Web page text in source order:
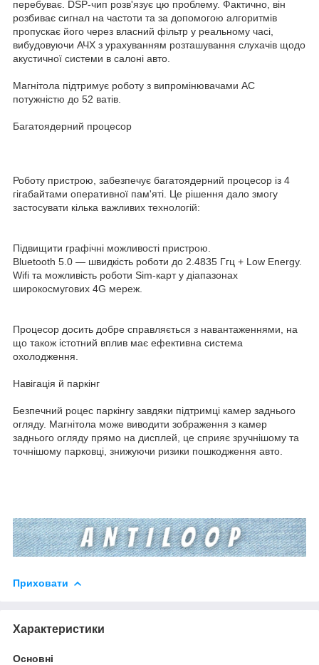
перебуває. DSP-чип розв'язує цю проблему. Фактично, він
розбиває сигнал на частоти та за допомогою алгоритмів
пропускає його через власний фільтр у реальному часі,
вибудовуючи АЧХ з урахуванням розташування слухачів щодо
акустичної системи в салоні авто.
Магнітола підтримує роботу з випромінювачами АС
потужністю до 52 ватів.
Багатоядерний процесор
Роботу пристрою, забезпечує багатоядерний процесор із 4
гігабайтами оперативної пам'яті. Це рішення дало змогу
застосувати кілька важливих технологій:
Підвищити графічні можливості пристрою.
Bluetooth 5.0 — швидкість роботи до 2.4835 Ггц + Low Energy.
Wifi та можливість роботи Sim-карт у діапазонах
широкосмугових 4G мереж.
Процесор досить добре справляється з навантаженнями, на
що також істотний вплив має ефективна система
охолодження.
Навігація й паркінг
Безпечний роцес паркінгу завдяки підтримці камер заднього
огляду. Магнітола може виводити зображення з камер
заднього огляду прямо на дисплей, це сприяє зручнішому та
точнішому парковці, знижуючи ризики пошкодження авто.
Приховати
Характеристики
Основні